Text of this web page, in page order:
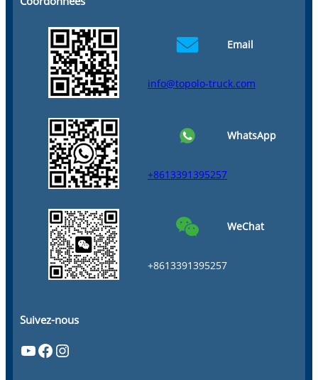
Email
info@topolo-truck.com
WhatsApp
+8613391395257
WeChat
+8613391395257
Suivez-nous
YouTube Facebook Instagram